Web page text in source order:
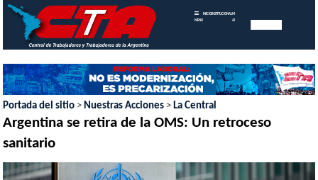
MENU
INICIOINSTITUCIONAL MEMORIAS
ANUALES
Portada del sitio > Nuestras Acciones > La Central
Argentina se retira de la OMS: Un retroceso
sanitario